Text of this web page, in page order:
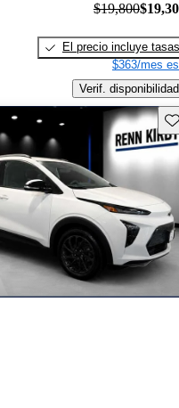
$19,800
El precio incluye tasas
$363/mes
Verif. disponibilidad